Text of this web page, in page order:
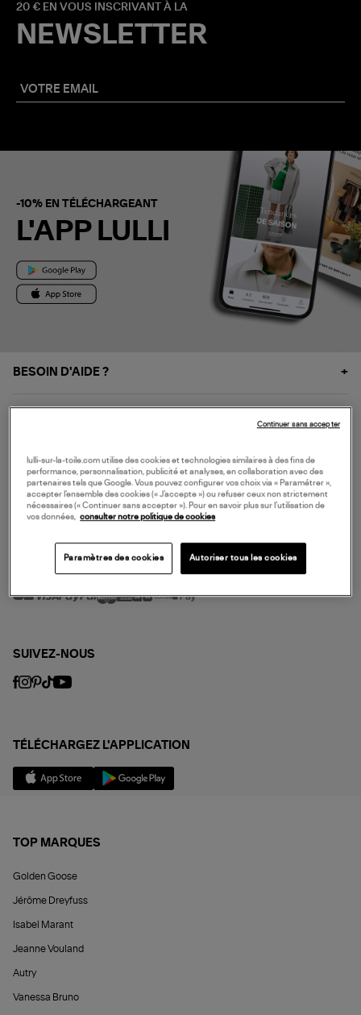
20 € EN VOUS INSCRIVANT À LA
NEWSLETTER
-10% EN TÉLÉCHARGEANT
L'APP LULLI
BESOIN D'AIDE ?
NOS SERVICES
SERVICE CLIENT
MODE DE PAIEMENT
SUIVEZ-NOUS
TÉLÉCHARGEZ L'APPLICATION
TOP MARQUES
Golden Goose
Jérôme Dreyfuss
Isabel Marant
Jeanne Vouland
Autry
Vanessa Bruno
lulli-sur-la-toile.com utilise des cookies et technologies similaires à des fins de
performance, personnalisation, publicité et analyses, en collaboration avec des
partenaires tels que Google. Vous pouvez configurer vos choix via « Paramétrer »,
accepter l’ensemble des cookies (« J’accepte ») ou refuser ceux non strictement
nécessaires (« Continuer sans accepter »). Pour en savoir plus sur l’utilisation de
vos données,
consulter notre politique de cookies
Paramètres des cookies Autoriser tous les cookies
Continuer sans accepter